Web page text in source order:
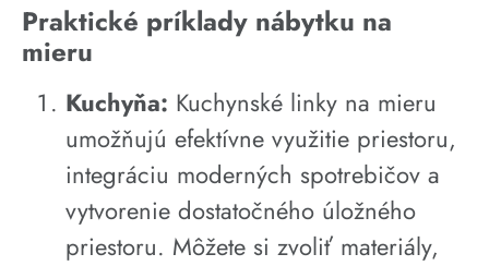
Praktické príklady nábytku na
mieru
Kuchyňa: Kuchynské linky na mieru
umožňujú efektívne využitie priestoru,
integráciu moderných spotrebičov a
vytvorenie dostatočného úložného
priestoru. Môžete si zvoliť materiály,